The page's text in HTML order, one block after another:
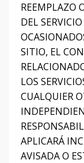
REEMPLAZO
DEL
SITIO, EL
LOS
CUALQUIER
APLICARÁ
AVISADA O